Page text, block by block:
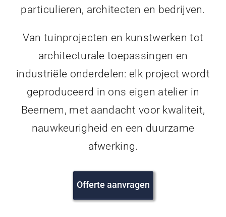
particulieren, architecten en bedrijven.
Van tuinprojecten en kunstwerken tot
architecturale toepassingen en
industriële onderdelen: elk project wordt
geproduceerd in ons eigen atelier in
Beernem, met aandacht voor kwaliteit,
nauwkeurigheid en een duurzame
afwerking.
Offerte aanvragen